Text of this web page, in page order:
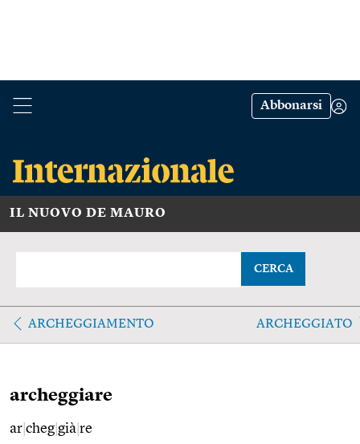
Abbonarsi
IL NUOVO DE MAURO
CERCA
ARCHEGGIAMENTO ARCHEGGIATO
archeggiare
ar cheg già re